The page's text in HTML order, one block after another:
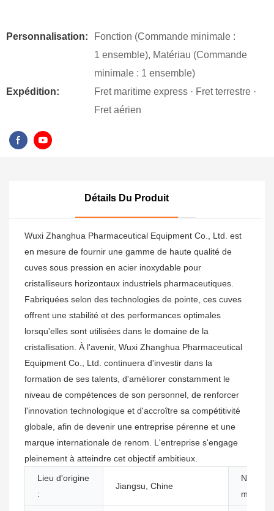
Personnalisation:
Fonction (Commande minimale :
1 ensemble), Matériau (Commande
minimale : 1 ensemble)
Expédition:
Fret maritime express · Fret terrestre ·
Fret aérien
Détails Du Produit
Wuxi Zhanghua Pharmaceutical Equipment Co., Ltd. est
en mesure de fournir une gamme de haute qualité de
cuves sous pression en acier inoxydable pour
cristalliseurs horizontaux industriels pharmaceutiques.
Fabriquées selon des technologies de pointe, ces cuves
offrent une stabilité et des performances optimales
lorsqu'elles sont utilisées dans le domaine de la
cristallisation. À l'avenir, Wuxi Zhanghua Pharmaceutical
Equipment Co., Ltd. continuera d'investir dans la
formation de ses talents, d'améliorer constamment le
niveau de compétences de son personnel, de renforcer
l'innovation technologique et d'accroître sa compétitivité
globale, afin de devenir une entreprise pérenne et une
marque internationale de renom. L'entreprise s'engage
pleinement à atteindre cet objectif ambitieux.
Lieu d'origine
:
Jiangsu, Chine
Nom de
marque